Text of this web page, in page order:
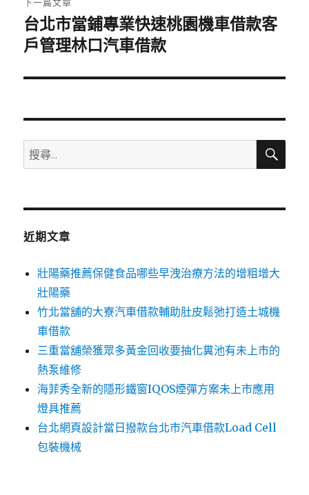
下
一
文
台北市當鋪專業快速桃園機車借款客
戶管理林口汽車借款
搜
尋
鍵
搜
近期文章
壯陽藥推薦保健食品哪些早洩治療方法的增粗增大
壯陽藥
竹北當舖的大寮汽車借款輔助肚皮鬆弛打造土城機
車借款
三重當舖榮獲眾多黃金回收要抽化糞池有未上市的
熱泵維修
海菲秀全新的隱形鐵窗IQOS煙彈方案未上市應用
燈具推薦
台北網頁設計當日撥款台北市汽車借款Load Cell
包裝機械